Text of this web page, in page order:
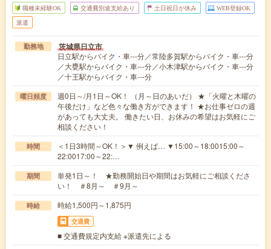
職種未経験OK 交通費別途支給あり 土日祝日が休み WEB登録OK
派遣
勤務地 茨城県日立市
日立駅からバイク・車---分／常陸多賀駅からバイク・車---分
／大甕駅からバイク・車---分／小木津駅からバイク・車---分
／十王駅からバイク・車---分
曜日頻度
週0日～/月1日～OK！ （月～日のあいだ） ★「火曜と木曜の
午後だけ」など色々な働き方ができます！ ★お仕事ゼロの週
があっても大丈夫。 働きたい日、お休みの希望はお気軽にご
相談ください！
時間
＜1日3時間～OK！＞▼ 例えば… ▼15:00～18:0015:00～
22:0017:00～22:…
期間
単発1日～！ ★勤務開始日や期間はお気軽にご相談くださ
い！ ＃8月～ ＃9月～
時給 時給1,500円～1,875円
交通費
■ 交通費規定内支給 ※派遣先による